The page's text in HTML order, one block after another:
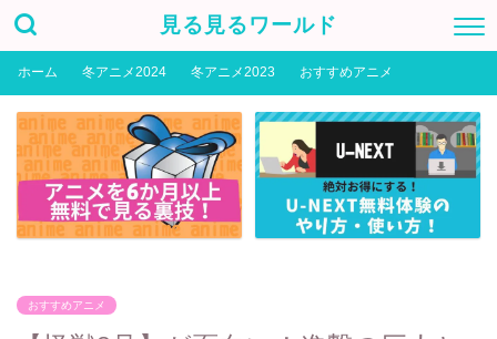
見る見るワールド
ホーム 冬アニメ2024 冬アニメ2023 おすすめアニメ
おすすめアニメ